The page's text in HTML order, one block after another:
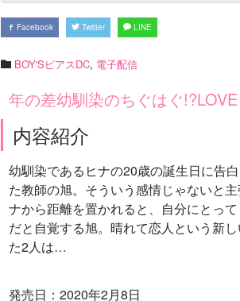
Facebook Twitter LINE
BOY'SピアスDC, 電子配信
年の差幼馴染のちぐはぐ!?LOVE
内容紹介
幼馴染であるヒナの20歳の誕生日に告
た教師の旭。そういう感情じゃないと
ナから距離を置かれると、自分にとって
だと自覚する旭。晴れて恋人という新
た2人は…
発売日：2020年2月8日